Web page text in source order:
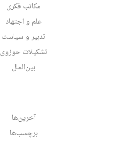
مکاتب فکری
علم و اجتهاد
تدبیر و سیاست
تشکیلات حوزوی
بین‌الملل
آخرین‌ها
برچسب‌ها